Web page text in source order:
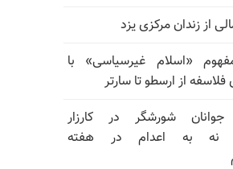
از زندان مرکزی یزد
«اسلام غیرسیاسی» با
فلاسفه از ارسطو تا سارتر
جوانان شورشگر در کارزار
نه به اعدام در هفته